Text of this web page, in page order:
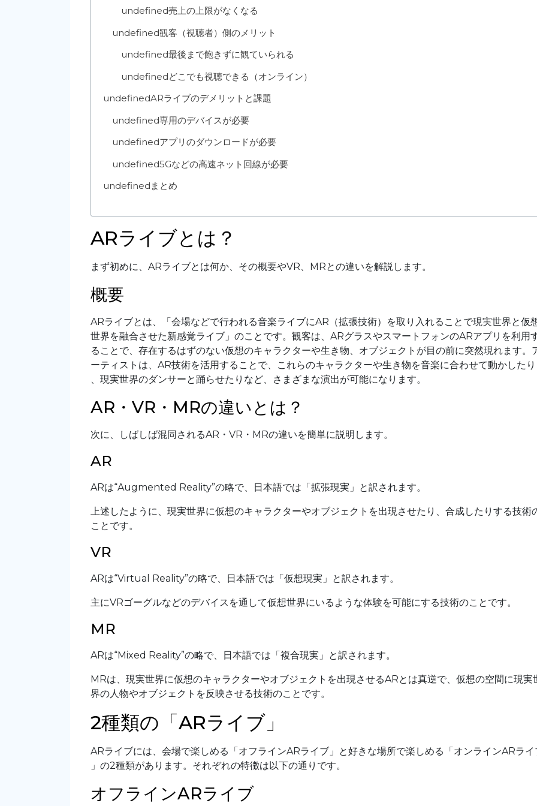
undefined売上の上限がなくなる
undefined観客（視聴者）側のメリット
undefined最後まで飽きずに観ていられる
undefinedどこでも視聴できる（オンライン）
undefinedARライブのデメリットと課題
undefined専用のデバイスが必要
undefinedアプリのダウンロードが必要
undefined5Gなどの高速ネット回線が必要
undefined まとめ
ARライブとは？
まず初めに、ARライブとは何か、その概要やVR、MRとの違いを解説します。
概要
ARライブとは、「会場などで行われる音楽ライブにAR（拡張技術）を取り入れることで現実世界と仮
世界を融合させた新感覚ライブ」のことです。観客は、ARグラスやスマートフォンのARアプリを利用
ることで、存在するはずのない仮想のキャラクターや生き物、オブジェクトが目の前に突然現れます。
ーティストは、AR技術を活用することで、これらのキャラクターや生き物を音楽に合わせて動かしたり
、現実世界のダンサーと踊らせたりなど、さまざまな演出が可能になります。
AR・VR・MRの違いとは？
次に、しばしば混同されるAR・VR・MRの違いを簡単に説明します。
AR
ARは“Augmented Reality”の略で、日本語では「拡張現実」と訳されます。
上述したように、現実世界に仮想のキャラクターやオブジェクトを出現させたり、合成したりする技術
ことです。
VR
ARは“Virtual Reality”の略で、日本語では「仮想現実」と訳されます。
主にVRゴーグルなどのデバイスを通して仮想世界にいるような体験を可能にする技術のことです。
MR
ARは“Mixed Reality”の略で、日本語では「複合現実」と訳されます。
MRは、現実世界に仮想のキャラクターやオブジェクトを出現させるARとは真逆で、仮想の空間に現実
界の人物やオブジェクトを反映させる技術のことです。
2種類の「ARライブ」
ARライブには、会場で楽しめる「オフラインARライブ」と好きな場所で楽しめる「オンラインARライ
」の2種類があります。それぞれの特徴は以下の通りです。
オフラインARライブ